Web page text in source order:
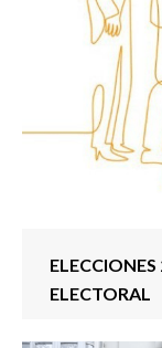
ELECTORAL